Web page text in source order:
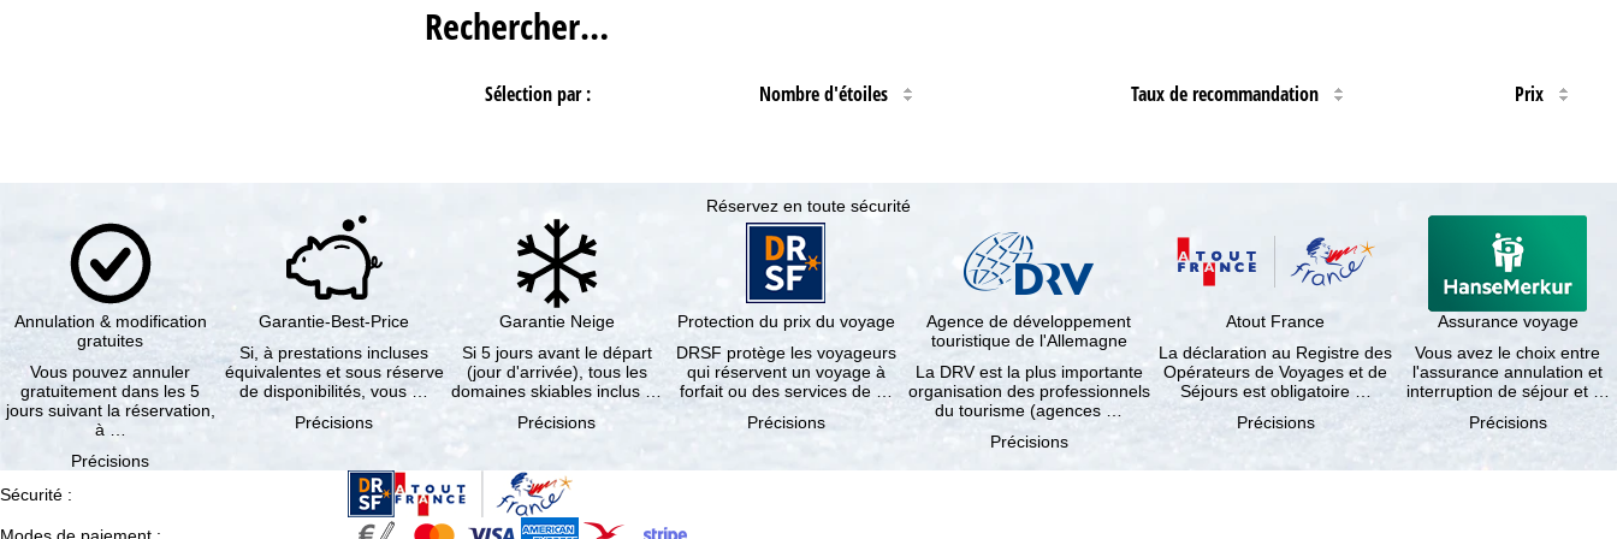
Rechercher…
Sélection par : Nombre d'étoiles Taux de recommandation Prix
Réservez en toute sécurité
Annulation & modification
gratuites
Vous pouvez annuler
gratuitement dans les 5
jours suivant la réservation,
à …
Précisions
Garantie-Best-Price
Si, à prestations incluses
équivalentes et sous réserve
de disponibilités, vous …
Précisions
Garantie Neige
Si 5 jours avant le départ
(jour d'arrivée), tous les
domaines skiables inclus …
Précisions
Protection du prix du voyage
DRSF protège les voyageurs
qui réservent un voyage à
forfait ou des services de …
Précisions
Agence de développement
touristique de l'Allemagne
La DRV est la plus importante
organisation des professionnels
du tourisme (agences …
Précisions
Atout France
La déclaration au Registre des
Opérateurs de Voyages et de
Séjours est obligatoire …
Précisions
Assurance voyage
Vous avez le choix entre
l'assurance annulation et
interruption de séjour et …
Précisions
Sécurité :